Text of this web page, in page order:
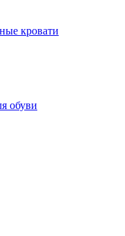
кровати
обуви